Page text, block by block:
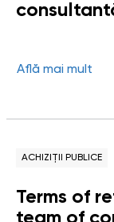
Grupului
omului
Află mai mult
ACHIZIȚII PUBLICE
Terms of
team of